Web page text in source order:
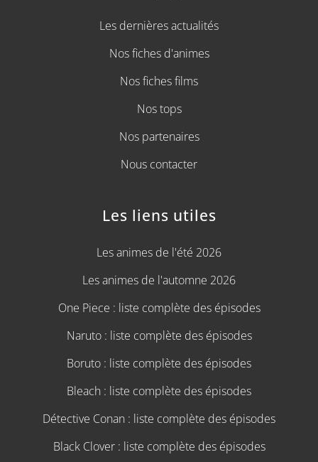
Les dernières actualités
Nos fiches d'animes
Nos fiches films
Nos tops
Nos partenaires
Nous contacter
Les liens utiles
Les animes de l'été 2026
Les animes de l'automne 2026
One Piece : liste complète des épisodes
Naruto : liste complète des épisodes
Boruto : liste complète des épisodes
Bleach : liste complète des épisodes
Détective Conan : liste complète des épisodes
Black Clover : liste complète des épisodes